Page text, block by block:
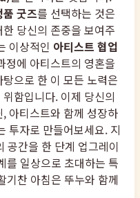
품 굿즈를 선택하는 것은
당신의 존중을 보여주
이상적인 아티스트 협업
정에 아티스트의 영혼을
으로 한 이 모든 노력은
함입니다. 이제 당신의
아티스트와 함께 성장하
투자로 만들어보세요. 지
간을 한 단계 업그레이
를 일상으로 초대하는 특
기찬 아침은 뚜누와 함께